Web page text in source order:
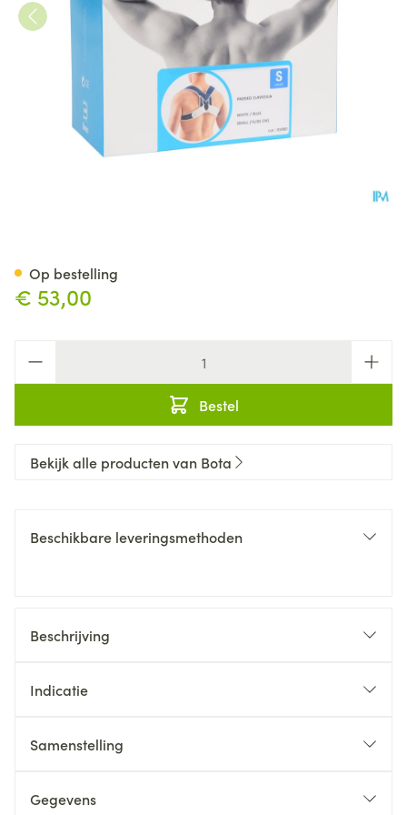
€ 53,00
Bestel
Op bestelling
Bekijk alle producten van Bota
Beschikbare leveringsmethoden
Beschrijving
Indicatie
Samenstelling
Gegevens